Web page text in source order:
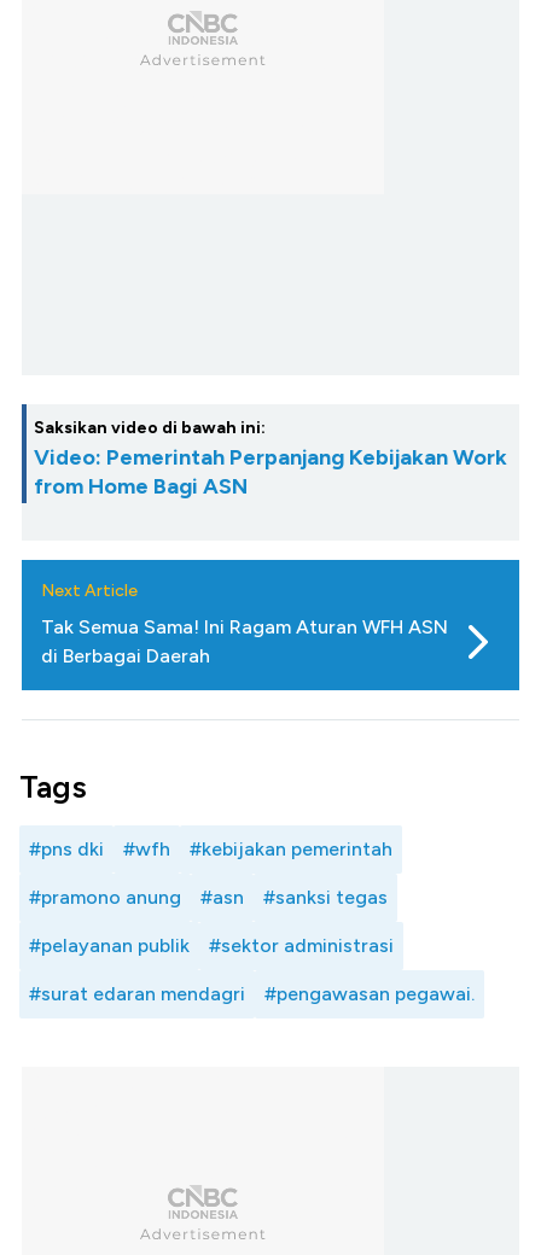
Saksikan video di bawah ini:
Video: Pemerintah Perpanjang Kebijakan Work
from Home Bagi ASN
Next Article
Tak Semua Sama! Ini Ragam Aturan WFH ASN
di Berbagai Daerah
Tags
#pns dki #wfh #kebijakan pemerintah
#pramono anung #asn #sanksi tegas
#pelayanan publik #sektor administrasi
#surat edaran mendagri #pengawasan pegawai.